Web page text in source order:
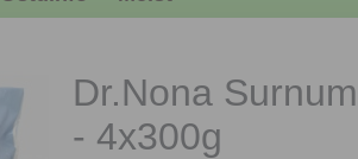
Dr.Nona
- 4x300g